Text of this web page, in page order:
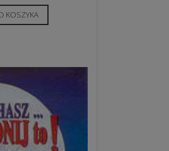
KOSZYKA